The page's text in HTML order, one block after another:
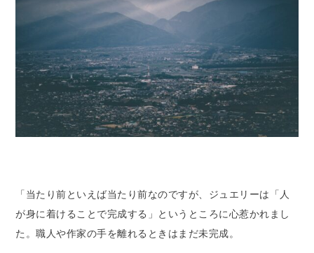
「当たり前といえば当たり前なのですが、ジュエリーは「人
が身に着けることで完成する」というところに心惹かれまし
た。職人や作家の手を離れるときはまだ未完成。